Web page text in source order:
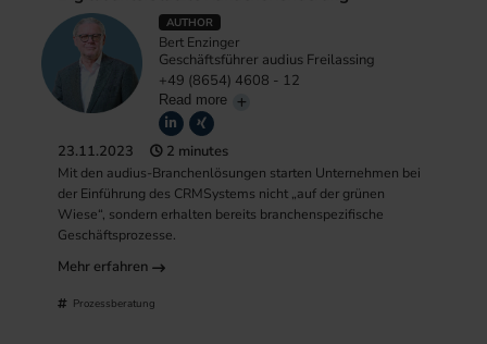
AUTHOR
Bert Enzinger
Geschäftsführer audius Freilassing
+49 (8654) 4608 - 12
Read more
23.11.2023 2 minutes
Mit den audius-Branchenlösungen starten Unternehmen bei
der Einführung des CRMSystems nicht „auf der grünen
Wiese“, sondern erhalten bereits branchenspezifische
Geschäftsprozesse.
Mehr erfahren
Prozessberatung